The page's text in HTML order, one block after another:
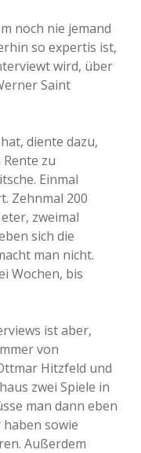
noch nie jemand
so expertis ist,
wird, über
Saint
diente dazu,
zu
Einmal
Zehnmal 200
zweimal
sich die
man nicht.
Wochen, bis
ist aber,
von
Hitzfeld und
zwei Spiele in
man dann eben
sowie
Außerdem